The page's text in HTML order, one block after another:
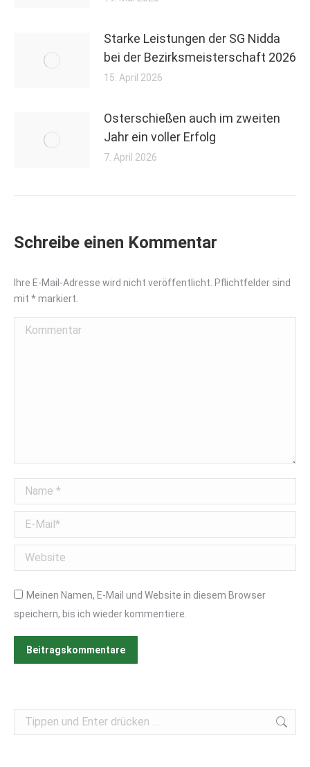
Starke Leistungen der SG Nidda
bei der Bezirksmeisterschaft 2026
15. April 2026
Osterschießen auch im zweiten
Jahr ein voller Erfolg
7. April 2026
Schreibe einen Kommentar
Ihre E-Mail-Adresse wird nicht veröffentlicht. Pflichtfelder sind
mit *markiert.
Kommentar
Name *
E-Mail *
Website
Meinen Namen, E-Mail und Website in diesem Browser
speichern, bis ich wieder kommentiere.
Beitragskommentare
Search: